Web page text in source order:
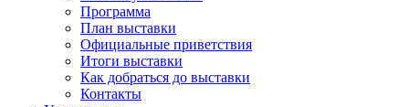
Программа
План выставки
Официальные приветствия
Итоги выставки
Как добраться до выставки
Контакты